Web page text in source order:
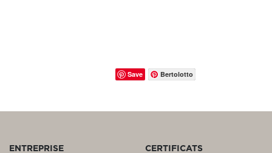
Save Bertolotto
ENTREPRISE
CERTIFICATS